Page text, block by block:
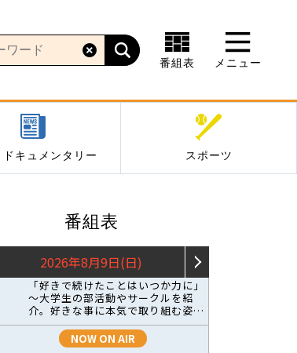
番組表 メニュー
ドキュメンタリー スポーツ
番組表